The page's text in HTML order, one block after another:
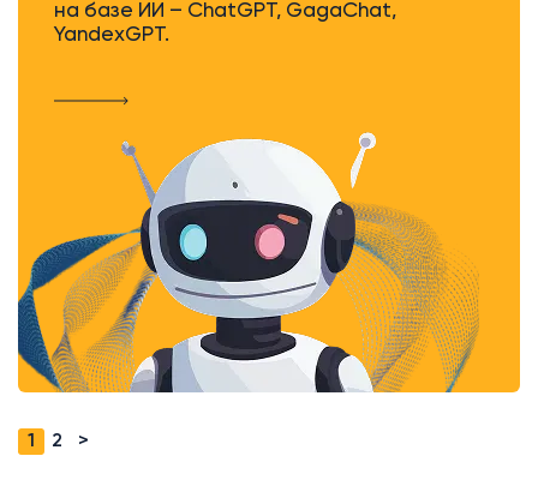
на базе ИИ – ChatGPT, GagaChat,
YandexGPT.
1 2 >